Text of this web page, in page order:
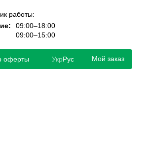
работы:
09:00–18:00
09:00–15:00
оферты УкрРус Мой заказ